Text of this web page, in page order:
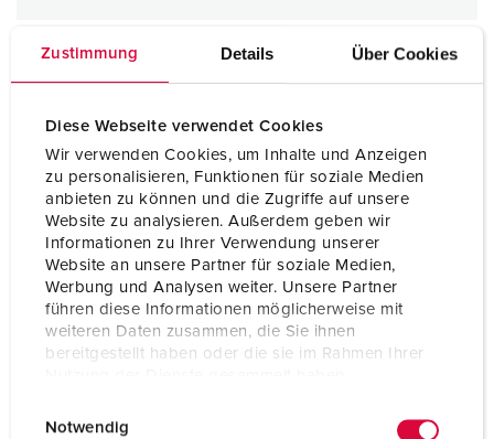
Zustimmung Details Über Cookies
Diese Webseite verwendet Cookies
Wir verwenden Cookies, um Inhalte und Anzeigen
zu personalisieren, Funktionen für soziale Medien
anbieten zu können und die Zugriffe auf unsere
Website zu analysieren. Außerdem geben wir
Informationen zu Ihrer Verwendung unserer
Website an unsere Partner für soziale Medien,
Werbung und Analysen weiter. Unsere Partner
führen diese Informationen möglicherweise mit
weiteren Daten zusammen, die Sie ihnen
bereitgestellt haben oder die sie im Rahmen Ihrer
Notwendig